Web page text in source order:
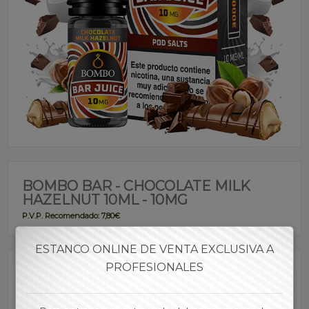
BOMBO BAR - CHOCOLATE MILK
HAZELNUT 10ML - 10MG
P.V.P. Recomendado: 7,80€
SABOM00048
ESTANCO ONLINE DE VENTA EXCLUSIVA A
PROFESIONALES